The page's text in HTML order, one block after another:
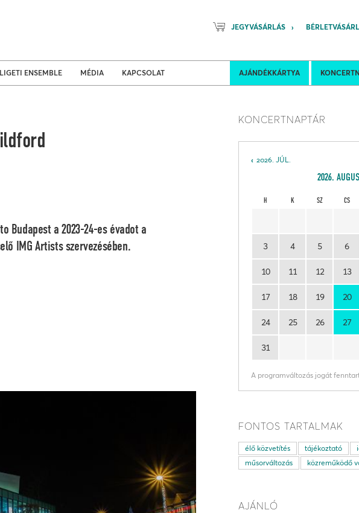
JEGYVÁSÁRLÁS
AJÁNDÉKKÁRTYA
LIGETI ENSEMBLE MÉDIA KAPCSOLAT
Budapest a 2023-24-es évadot a
IMG Artists szervezésében.
KONCERTNAPTÁR
2026. JÚL.
2026.
H K SZ CS
3 4 5 6
10 11 12 13
17 18 19 20
24 25 26 27
31
A programváltozás jogát
FONTOS TARTALMAK
élő közvetítés tájékoztató
műsorváltozás
közreműködő
AJÁNLÓ